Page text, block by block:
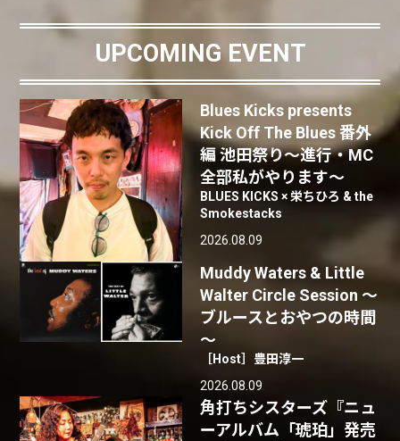
UPCOMING EVENT
Blues Kicks presents
Kick Off The Blues 番外
編 池田祭り〜進行・MC
全部私がやります〜
BLUES KICKS × 栄ちひろ & the
Smokestacks
2026.08.09
Muddy Waters & Little
Walter Circle Session ～
ブルースとおやつの時間
～
［Host］豊田淳一
2026.08.09
角打ちシスターズ『ニュ
ーアルバム「琥珀」発売